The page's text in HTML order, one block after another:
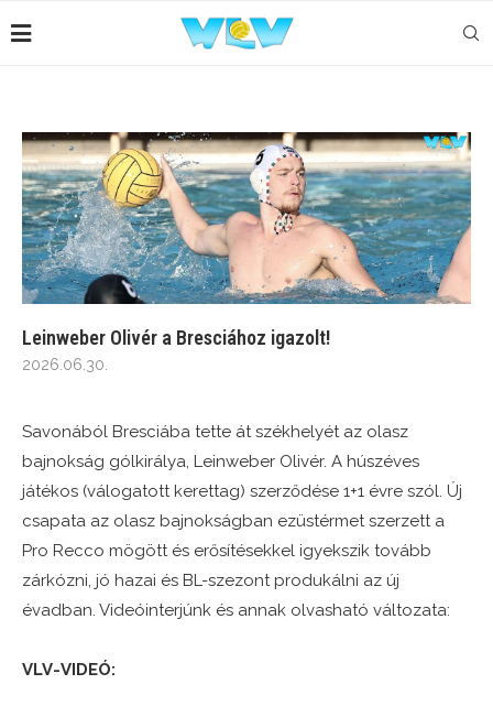
Leinweber Olivér a Bresciához igazolt!
2026.06.30.
Savonából Bresciába tette át székhelyét az olasz
bajnokság gólkirálya, Leinweber Olivér. A húszéves
játékos (válogatott kerettag) szerződése 1+1 évre szól. Új
csapata az olasz bajnokságban ezüstérmet szerzett a
Pro Recco mögött és erősítésekkel igyekszik tovább
zárkózni, jó hazai és BL-szezont produkálni az új
évadban. Videóinterjúnk és annak olvasható változata:
VLV-VIDEÓ: